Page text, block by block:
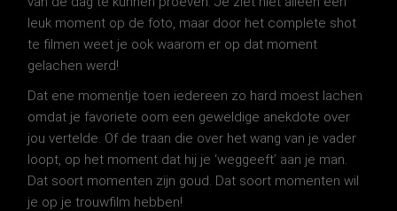
leuk moment op de foto, maar door het complete shot
te filmen weet je ook waarom er op dat moment
gelachen werd!
Dat ene momentje toen iedereen zo hard moest lachen
omdat je favoriete oom een geweldige anekdote over
jou vertelde. Of de traan die over het wang van je vader
loopt, op het moment dat hij je ‘weggeeft’ aan je man.
Dat soort momenten zijn goud. Dat soort momenten wil
je op je trouwfilm hebben!